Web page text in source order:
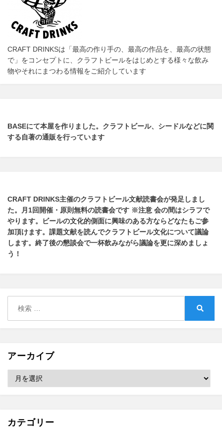
CRAFT DRINKSは「最高の作り手の、最高の作品を、最高の状態
で」をコンセプトに、クラフトビールをはじめとする様々な飲み
物やそれにまつわる情報をご紹介しています
BASEにて本屋を作りました。クラフトビール、シードルなどに関
する自著の通販を行っています
CRAFT DRINKS主催のクラフトビール文献読書会が発足しまし
た。
月1回開催・原則無料の読書会です ※注意 会の間はシラフで
やります。
ビールの文化的側面に興味のある方ならどなたもご参
加頂けます。 課題文献を読んでクラフトビール文化について議論
します。 終了後の懇談会で一杯飲みながら議論を更に深めましょ
う！
アーカイブ
ー
ブ
カテゴリー